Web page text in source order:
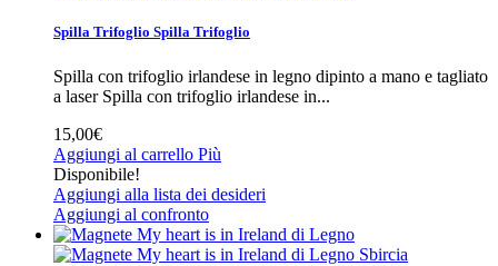
Spilla Trifoglio Spilla Trifoglio
Spilla con trifoglio irlandese in legno dipinto a mano e tagliato
a laser Spilla con trifoglio irlandese in...
15,00€
Aggiungi al carrello Più
Disponibile!
Aggiungi alla lista dei desideri
Aggiungi al confronto
Sbircia